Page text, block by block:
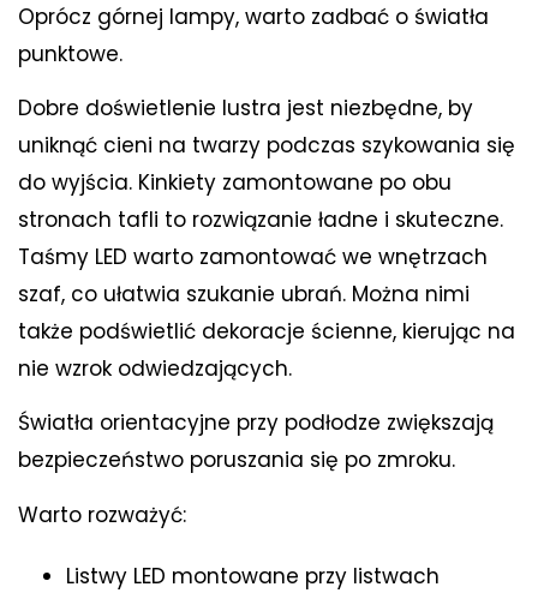
Oprócz górnej lampy, warto zadbać o światła
punktowe.
Dobre doświetlenie lustra jest niezbędne, by
uniknąć cieni na twarzy podczas szykowania się
do wyjścia. Kinkiety zamontowane po obu
stronach tafli to rozwiązanie ładne i skuteczne.
Taśmy LED warto zamontować we wnętrzach
szaf, co ułatwia szukanie ubrań. Można nimi
także podświetlić dekoracje ścienne, kierując na
nie wzrok odwiedzających.
Światła orientacyjne przy podłodze zwiększają
bezpieczeństwo poruszania się po zmroku.
Warto rozważyć:
Listwy LED montowane przy listwach